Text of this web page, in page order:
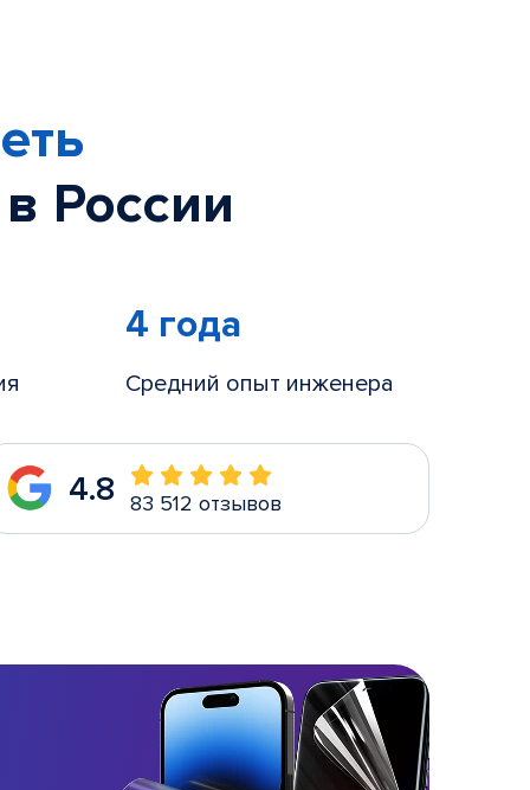
России
4 года
Средний опыт инженера
4.8 83 512 отзывов